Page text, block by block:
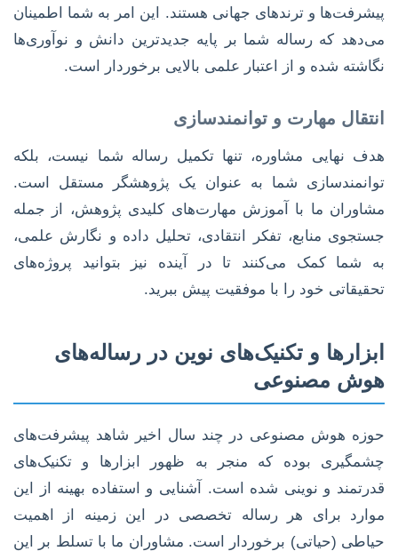
پیشرفت‌ها و ترندهای جهانی هستند. این امر به شما اطمینان
می‌دهد که رساله شما بر پایه جدیدترین دانش و نوآوری‌ها
نگاشته شده و از اعتبار علمی بالایی برخوردار است.
انتقال مهارت و توانمندسازی
هدف نهایی مشاوره، تنها تکمیل رساله شما نیست، بلکه
توانمندسازی شما به عنوان یک پژوهشگر مستقل است.
مشاوران ما با آموزش مهارت‌های کلیدی پژوهش، از جمله
جستجوی منابع، تفکر انتقادی، تحلیل داده و نگارش علمی،
به شما کمک می‌کنند تا در آینده نیز بتوانید پروژه‌های
تحقیقاتی خود را با موفقیت پیش ببرید.
ابزارها و تکنیک‌های نوین در رساله‌های
هوش مصنوعی
حوزه هوش مصنوعی در چند سال اخیر شاهد پیشرفت‌های
چشمگیری بوده که منجر به ظهور ابزارها و تکنیک‌های
قدرتمند و نوینی شده است. آشنایی و استفاده بهینه از این
موارد برای هر رساله تخصصی در این زمینه از اهمیت
حیاطی (حیاتی) برخوردار است. مشاوران ما با تسلط بر این